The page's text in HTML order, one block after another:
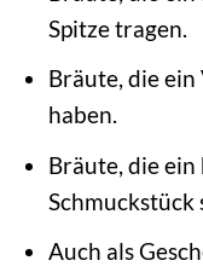
Spitze tragen.
Bräute, die
haben.
Bräute, die
Schmuckstück
Auch als